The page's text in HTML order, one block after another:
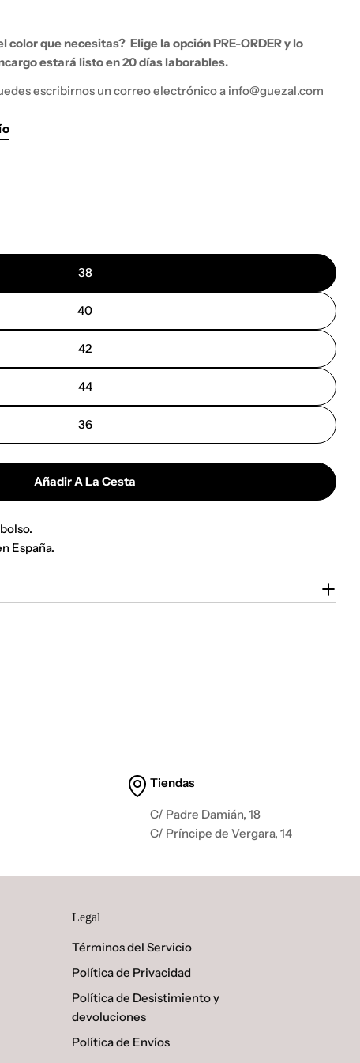
color que necesitas? Elige la opción PRE-ORDER y lo
estará listo en 20 días laborables.
escribirnos un correo electrónico a info@guezal.com
38
40
42
44
36
Añadir A La Cesta
España.
Tiendas
C/ Padre Damián, 18
C/ Príncipe de Vergara, 14
Legal
Términos del Servicio
Política de Privacidad
Política de Desistimiento y
devoluciones
Política de Envíos